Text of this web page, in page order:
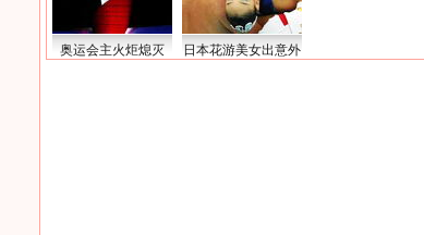
奥运会主火炬熄灭 日本花游美女出意外